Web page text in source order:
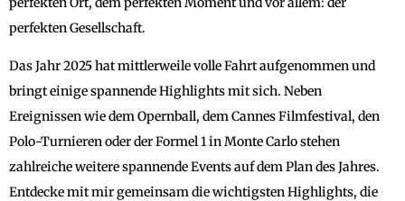
perfekten Gesellschaft.
Das Jahr 2025 hat mittlerweile volle Fahrt aufgenommen und
bringt einige spannende Highlights mit sich. Neben
Ereignissen wie dem Opernball, dem Cannes Filmfestival, den
Polo-Turnieren oder der Formel 1 in Monte Carlo stehen
zahlreiche weitere spannende Events auf dem Plan des Jahres.
Entdecke mit mir gemeinsam die wichtigsten Highlights, die